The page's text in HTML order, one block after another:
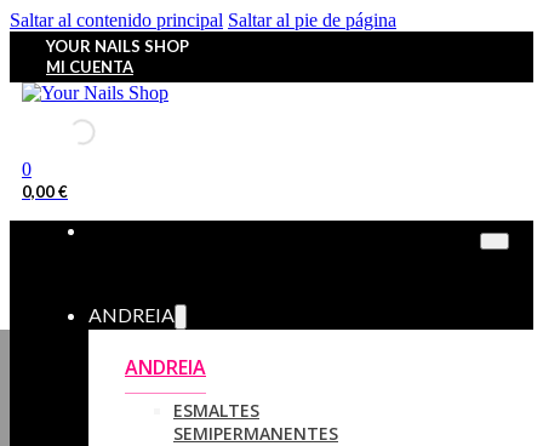
Saltar al contenido principal Saltar al pie de página
YOUR NAILS SHOP
MI CUENTA
0
0,00€
ANDREIA
ANDREIA
ESMALTES
SEMIPERMANENTES